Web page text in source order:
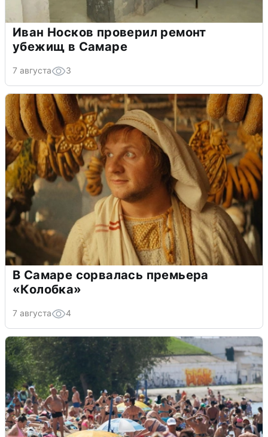
Иван Носков проверил ремонт
убежищ в Самаре
7 августа 3
В Самаре сорвалась премьера
«Колобка»
7 августа 4